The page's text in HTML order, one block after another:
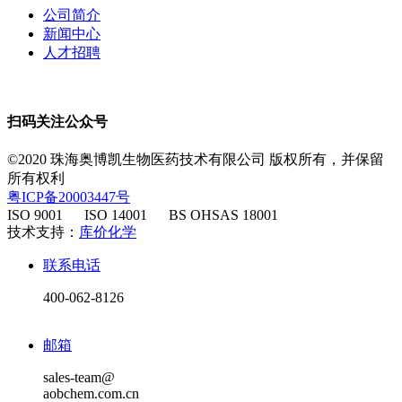
公司简介
新闻中心
人才招聘
扫码关注公众号
©2020 珠海奥博凯生物医药技术有限公司 版权所有，并保留
所有权利
粤ICP备20003447号
ISO 9001 ISO 14001 BS OHSAS 18001
​ 技术支持： 库价化学
联系电话
400-062-8126
邮箱
sales-team@
aobchem.com.cn